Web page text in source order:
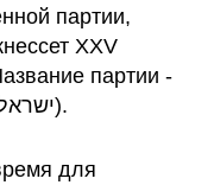
партии,
XXV
партии -
Свободный Израиль (ישראל חופשית).
для